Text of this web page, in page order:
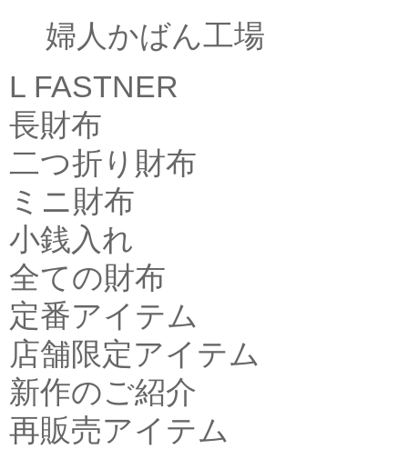
婦人かばん工場
L FASTNER
長財布
二つ折り財布
ミニ財布
小銭入れ
全ての財布
定番アイテム
店舗限定アイテム
新作のご紹介
再販売アイテム